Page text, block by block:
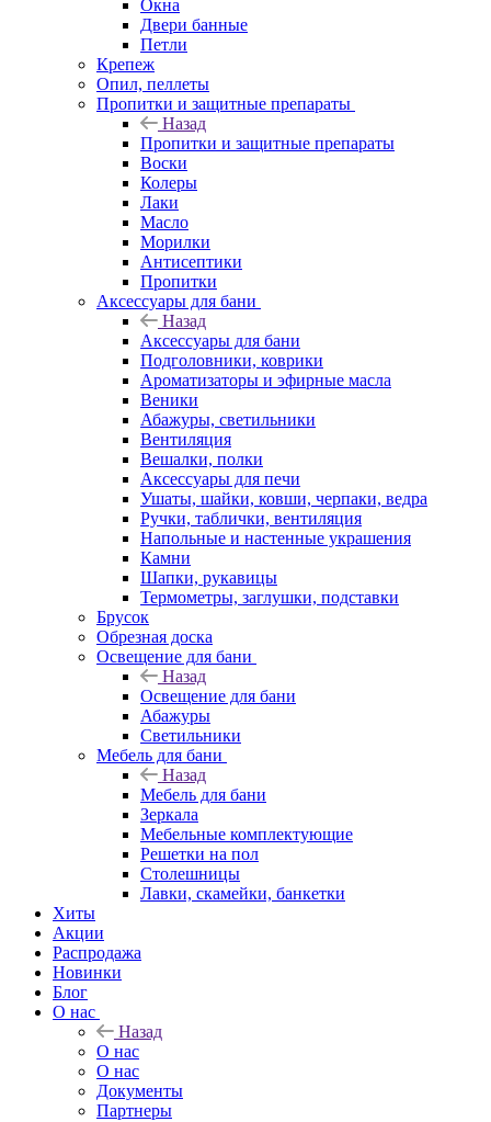
Окна
Двери банные
Петли
Крепеж
Опил, пеллеты
Пропитки и защитные препараты
Назад
Пропитки и защитные препараты
Воски
Колеры
Лаки
Масло
Морилки
Антисептики
Пропитки
Аксессуары для бани
Назад
Аксессуары для бани
Подголовники, коврики
Ароматизаторы и эфирные масла
Веники
Абажуры, светильники
Вентиляция
Вешалки, полки
Аксессуары для печи
Ушаты, шайки, ковши, черпаки, ведра
Ручки, таблички, вентиляция
Напольные и настенные украшения
Камни
Шапки, рукавицы
Термометры, заглушки, подставки
Брусок
Обрезная доска
Освещение для бани
Назад
Освещение для бани
Абажуры
Светильники
Мебель для бани
Назад
Мебель для бани
Зеркала
Мебельные комплектующие
Решетки на пол
Столешницы
Лавки, скамейки, банкетки
Хиты
Акции
Распродажа
Новинки
Блог
О нас
Назад
О нас
О нас
Документы
Партнеры